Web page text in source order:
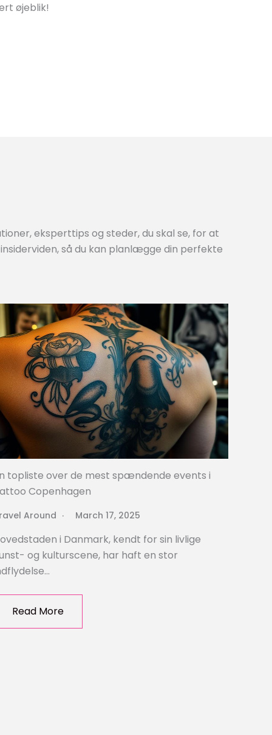
øjeblik!
eksperttips og steder, du skal se, for at
så du kan planlægge din perfekte
topliste over de mest spændende events i
Copenhagen
Around March 17, 2025
i Danmark, kendt for sin livlige
og kulturscene, har haft en stor
Read More